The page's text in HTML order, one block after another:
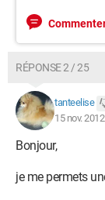
RÉPONSE 2 / 25
tanteelise
15 nov.
Bonjour,
je me permets